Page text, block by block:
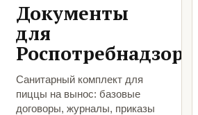
Документы
для
Роспотребнадзора
Санитарный комплект для
пиццы на вынос: базовые
договоры, журналы, приказы